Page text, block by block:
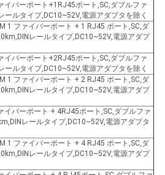
イバーポート+1RJ45ポート,SC,ダブルファ
ールタイプ,DC10~52V,電源アダプタを除く
1 ファイバーポート + 1 RJ45 ポート,SC,ダ
レールタイプ,DC10~52V,電源アダプ
イバーポート+2RJ45ポート,SC,ダブルファ
ールタイプ,DC10~52V,電源アダプタを除く
1 ファイバーポート + 2 RJ45 ポート,SC,ダ
レールタイプ,DC10~52V,電源アダプ
イバーポート + 4RJ45ポート,SC,ダブルファ
レールタイプ,DC10~52V,電源アダプタ
1 ファイバーポート + 4 RJ45 ポート,SC,ダ
レールタイプ,DC10~52V,電源アダプ